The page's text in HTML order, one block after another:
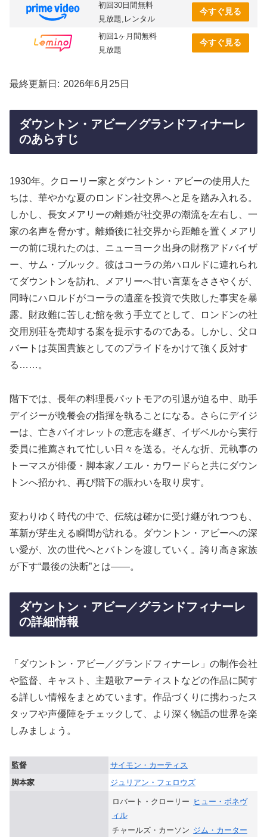
初回30日間無料
見放題,レンタル
今すぐ見る
初回1ヶ月間無料
見放題
今すぐ見る
最終更新日 2026年6月25日
ダウントン・アビー／グランドフィナーレ
のあらすじ
1930年。クローリー家とダウントン・アビーの使用人た
ちは、華やかな夏のロンドン社交界へと足を踏み入れる。
しかし、長女メアリーの離婚が社交界の潮流を左右し、一
家の名声を脅かす。離婚後に社交界から距離を置くメアリ
ーの前に現れたのは、ニューヨーク出身の財務アドバイザ
ー、サム・ブルック。彼はコーラの弟ハロルドに連れられ
てダウントンを訪れ、メアリーへ甘い言葉をささやくが、
同時にハロルドがコーラの遺産を投資で失敗した事実を暴
露。財政難に苦しむ館を救う手立てとして、ロンドンの社
交用別荘を売却する案を提示するのである。しかし、父ロ
バートは英国貴族としてのプライドをかけて強く反対す
る……。
階下では、長年の料理長パットモアの引退が迫る中、助手
デイジーが晩餐会の指揮を執ることになる。さらにデイジ
ーは、亡きバイオレットの意志を継ぎ、イザベルから実行
委員に推薦されて忙しい日々を送る。そんな折、元執事の
トーマスが俳優・脚本家ノエル・カワードらと共にダウン
トンへ招かれ、再び階下の賑わいを取り戻す。
変わりゆく時代の中で、伝統は確かに受け継がれつつも、
革新が芽生える瞬間が訪れる。ダウントン・アビーへの深
い愛が、次の世代へとバトンを渡していく。誇り高き家族
が下す“最後の決断”とは――。
ダウントン・アビー／グランドフィナーレ
の詳細情報
「ダウントン・アビー／グランドフィナーレ」の制作会社
や監督、キャスト、主題歌アーティストなどの作品に関す
る詳しい情報をまとめています。作品づくりに携わったス
タッフや声優陣をチェックして、より深く物語の世界を楽
しみましょう。
監督
サイモン・カーティス
脚本家
ジュリアン・フェロウズ
ロバート・クローリー ヒュー・ボネヴ
ィル
チャールズ・カーソン ジム・カーター